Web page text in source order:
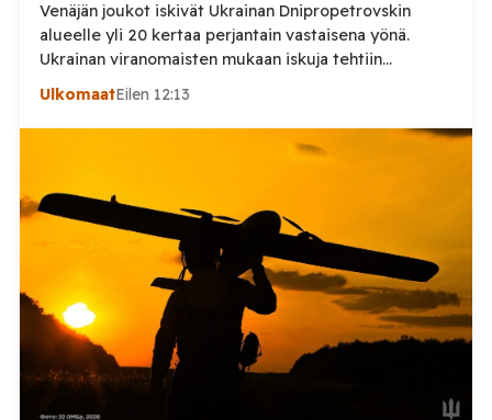
Venäjän joukot iskivät Ukrainan Dnipropetrovskin
alueelle yli 20 kertaa perjantain vastaisena yönä.
Ukrainan viranomaisten mukaan iskuja tehtiin
drooneilla ja tykistöllä viidelle eri alueelle.
alueellisen sotilashallinnon johtaja Oleksandr Hanzha
kertoi perjantaiaamuna 7. elokuuta julkaisemassaan
hyökkäsivät yön aikana yli 20 kertaa viidelle alueelle.
Nikopolin alueella iskuja kohdistui Nikopolin
kaupunkiin sekä […]
UlkomaatEilen 12:13